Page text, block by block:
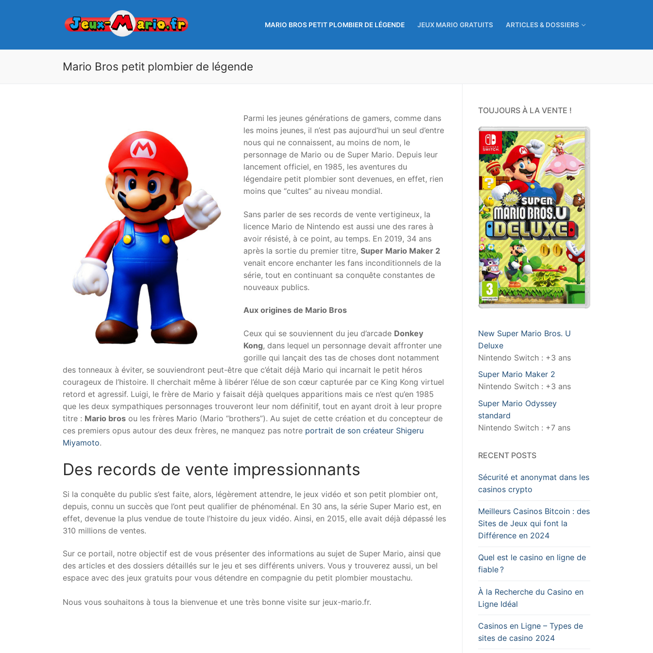
MARIO BROS PETIT PLOMBIER DE LÉGENDE JEUX MARIO GRATUITS ARTICLES & DOSSIERS
Mario Bros petit plombier de légende
Parmi les jeunes générations de gamers, comme dans
les moins jeunes, il n’est pas aujourd’hui un seul d’entre
nous qui ne connaissent, au moins de nom, le
personnage de Mario ou de Super Mario. Depuis leur
lancement officiel, en 1985, les aventures du
légendaire petit plombier sont devenues, en effet, rien
moins que “cultes” au niveau mondial.
Sans parler de ses records de vente vertigineux, la
licence Mario de Nintendo est aussi une des rares à
avoir résisté, à ce point, au temps. En 2019, 34 ans
après la sortie du premier titre, Super Mario Maker 2
venait encore enchanter les fans inconditionnels de la
série, tout en continuant sa conquête constantes de
nouveaux publics.
Aux origines de Mario Bros
Ceux qui se souviennent du jeu d’arcade Donkey
Kong, dans lequel un personnage devait affronter une
gorille qui lançait des tas de choses dont notamment
des tonneaux à éviter, se souviendront peut-être que c’était déjà Mario qui incarnait le petit héros
courageux de l’histoire. Il cherchait même à libérer l’élue de son cœur capturée par ce King Kong virtuel
retord et agressif. Luigi, le frère de Mario y faisait déjà quelques apparitions mais ce n’est qu’en 1985
que les deux sympathiques personnages trouveront leur nom définitif, tout en ayant droit à leur propre
titre : Mario bros ou les frères Mario (Mario “brothers”). Au sujet de cette création et du concepteur de
ces premiers opus autour des deux frères, ne manquez pas notre portrait de son créateur Shigeru
Miyamoto.
Des records de vente impressionnants
Si la conquête du public s’est faite, alors, légèrement attendre, le jeux vidéo et son petit plombier ont,
depuis, connu un succès que l’ont peut qualifier de phénoménal. En 30 ans, la série Super Mario est, en
effet, devenue la plus vendue de toute l’histoire du jeux vidéo. Ainsi, en 2015, elle avait déjà dépassé les
310 millions de ventes.
Sur ce portail, notre objectif est de vous présenter des informations au sujet de Super Mario, ainsi que
des articles et des dossiers détaillés sur le jeu et ses différents univers. Vous y trouverez aussi, un bel
espace avec des jeux gratuits pour vous détendre en compagnie du petit plombier moustachu.
Nous vous souhaitons à tous la bienvenue et une très bonne visite sur jeux-mario.fr.
TOUJOURS À LA VENTE !
New Super Mario Bros. U
Deluxe
Nintendo Switch : +3 ans
Super Mario Maker 2
Nintendo Switch : +3 ans
Super Mario Odyssey
standard
Nintendo Switch : +7 ans
RECENT POSTS
Sécurité et anonymat dans les
casinos crypto
Meilleurs Casinos Bitcoin : des
Sites de Jeux qui font la
Différence en 2024
Quel est le casino en ligne de
fiable ?
À la Recherche du Casino en
Ligne Idéal
Casinos en Ligne – Types de
sites de casino 2024